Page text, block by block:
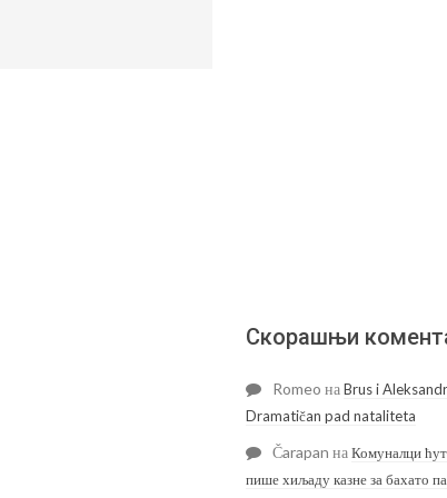
Скорашњи
Romeo наBrus i
Dramatičan pad nataliteta
Čarapan наКомуналци
пише хиљаду казне за бахато